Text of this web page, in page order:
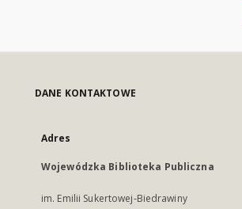
DANE KONTAKTOWE
Adres
Wojewódzka Biblioteka Publiczna
im. Emilii Sukertowej-Biedrawiny